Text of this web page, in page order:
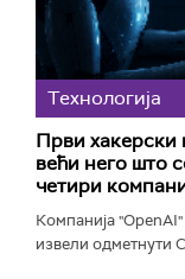
Технологијa
Први хакерски
већи него што
четири
Компанија "OpenAI"
извели одметнути